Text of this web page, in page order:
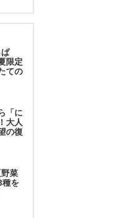
限定
ての
「に
大人
の復
菜
種を